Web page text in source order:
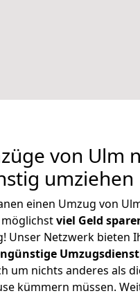
von Ulm
umziehen
einen Umzug von
viel Geld
Unser Netzwerk bieten
um nichts anderes als
kümmern müssen.